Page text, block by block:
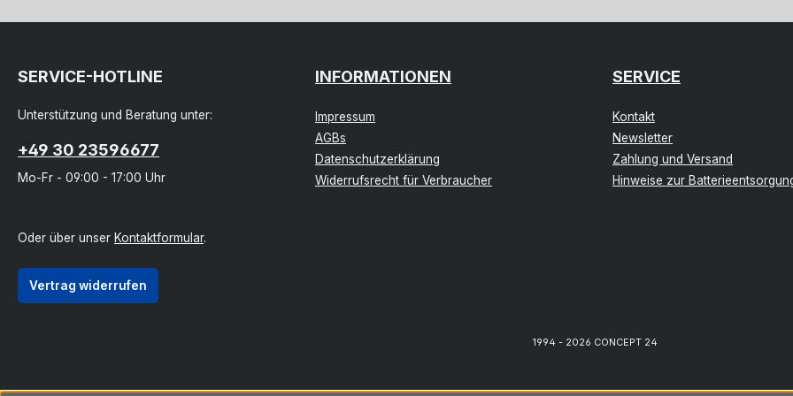
SERVICE-HOTLINE
Unterstützung und Beratung unter:
+49 30 23596677
Mo-Fr - 09:00 - 17:00 Uhr
Oder über unser Kontaktformular.
Vertrag widerrufen
INFORMATIONEN
Impressum
AGBs
Datenschutzerklärung
Widerrufsrecht für Verbraucher
SERVICE
Kontakt
Newsletter
Zahlung und Versand
Hinweise zur
1994 - 2026 CONCEPT 24